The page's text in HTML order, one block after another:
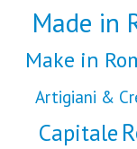
Made in
Make in
Artigiani &
Capitale